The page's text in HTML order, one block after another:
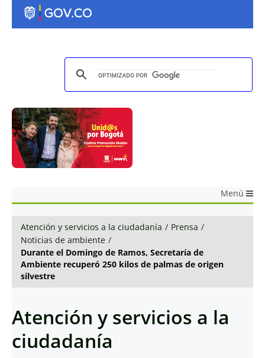
Menú
Atención y servicios a la ciudadanía / Prensa /
Noticias de ambiente /
Durante el Domingo de Ramos, Secretaría de
Ambiente recuperó 250 kilos de palmas de origen
silvestre
Atención y servicios a la
ciudadanía